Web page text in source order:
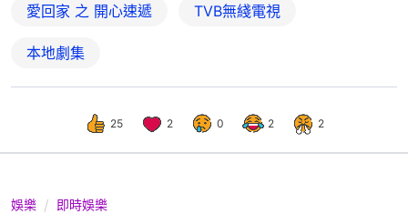
愛回家 之 開心速遞 TVB無綫電視
本地劇集
25 2 0 2 2
娛樂 即時娛樂